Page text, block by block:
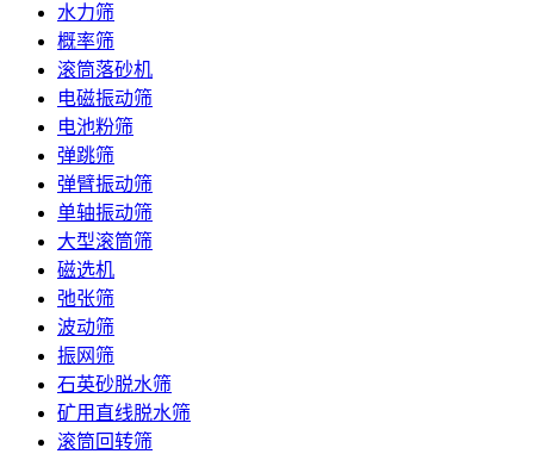
水力筛
概率筛
滚筒落砂机
电磁振动筛
电池粉筛
弹跳筛
弹臂振动筛
单轴振动筛
大型滚筒筛
磁选机
弛张筛
波动筛
振网筛
石英砂脱水筛
矿用直线脱水筛
滚筒回转筛